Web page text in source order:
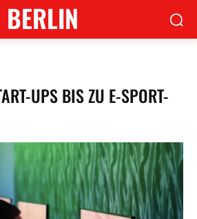
BERLIN
UPS BIS ZU E-SPORT-